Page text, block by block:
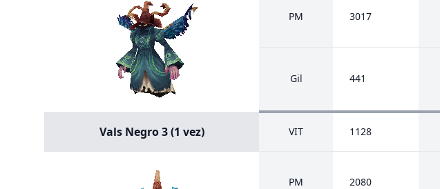
PM 3017
Gil 441
Vals Negro 3 (1 vez) VIT 1128
PM 2080